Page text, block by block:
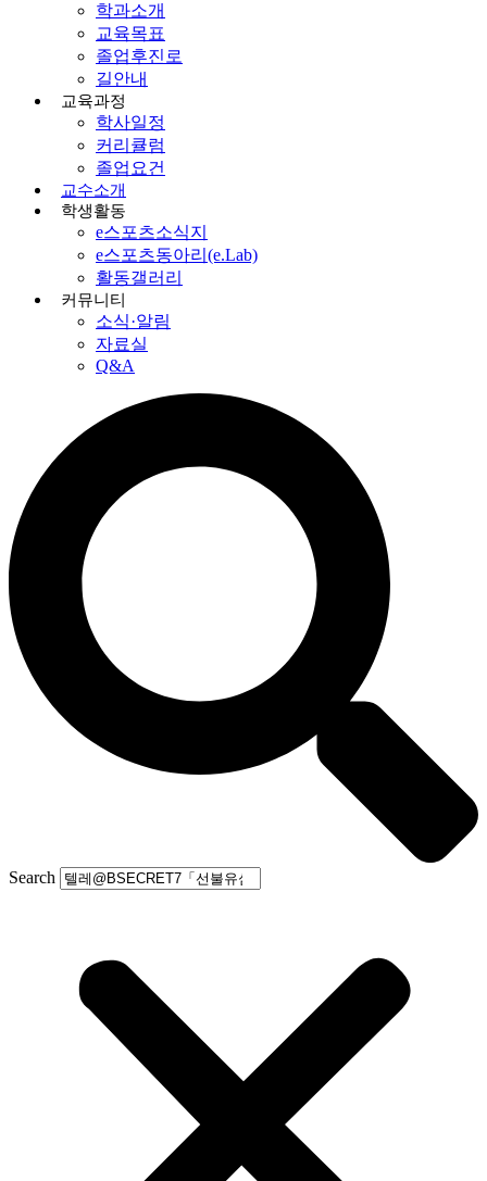
학과소개
교육목표
졸업후진로
길안내
교육과정
학사일정
커리큘럼
졸업요건
교수소개
학생활동
e스포츠소식지
e스포츠동아리(e.Lab)
활동갤러리
커뮤니티
소식·알림
자료실
Q&A
Search